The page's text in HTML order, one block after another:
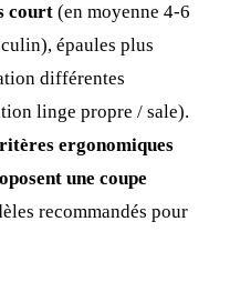
court (en moyenne 4-6
épaules plus
différentes
linge propre / sale).
ergonomiques
une coupe
recommandés pour